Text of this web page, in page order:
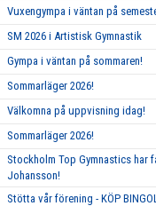
Vuxengympa i väntan på
SM 2026 i Artistisk Gymnastik
Gympa i väntan på sommaren!
Sommarläger 2026!
Välkomna på uppvisning idag!
Sommarläger 2026!
Stockholm Top Gymnastics har
Johansson!
Stötta vår förening - KÖP